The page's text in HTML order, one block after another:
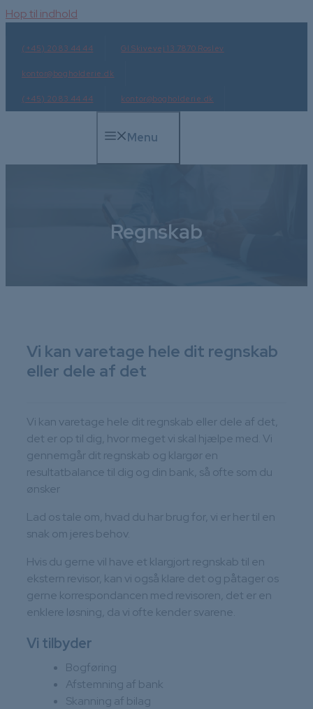
Hop til indhold
(+45) 20 83 44 44 Gl Skivevej 13 7870 Roslev
kontor@bogholderie.dk
(+45) 20 83 44 44 kontor@bogholderie.dk
Menu
Regnskab
Vi kan varetage hele dit regnskab
eller dele af det
Vi kan varetage hele dit regnskab eller dele af det,
det er op til dig, hvor meget vi skal hjælpe med. Vi
gennemgår dit regnskab og klargør en
resultatbalance til dig og din bank, så ofte som du
ønsker
Lad os tale om, hvad du har brug for, vi er her til en
snak om jeres behov.
Hvis du gerne vil have et klargjort regnskab til en
ekstern revisor, kan vi også klare det og påtager os
gerne korrespondancen med revisoren, det er en
enklere løsning, da vi ofte kender svarene.
Vi tilbyder
Bogføring
Afstemning af bank
Skanning af bilag